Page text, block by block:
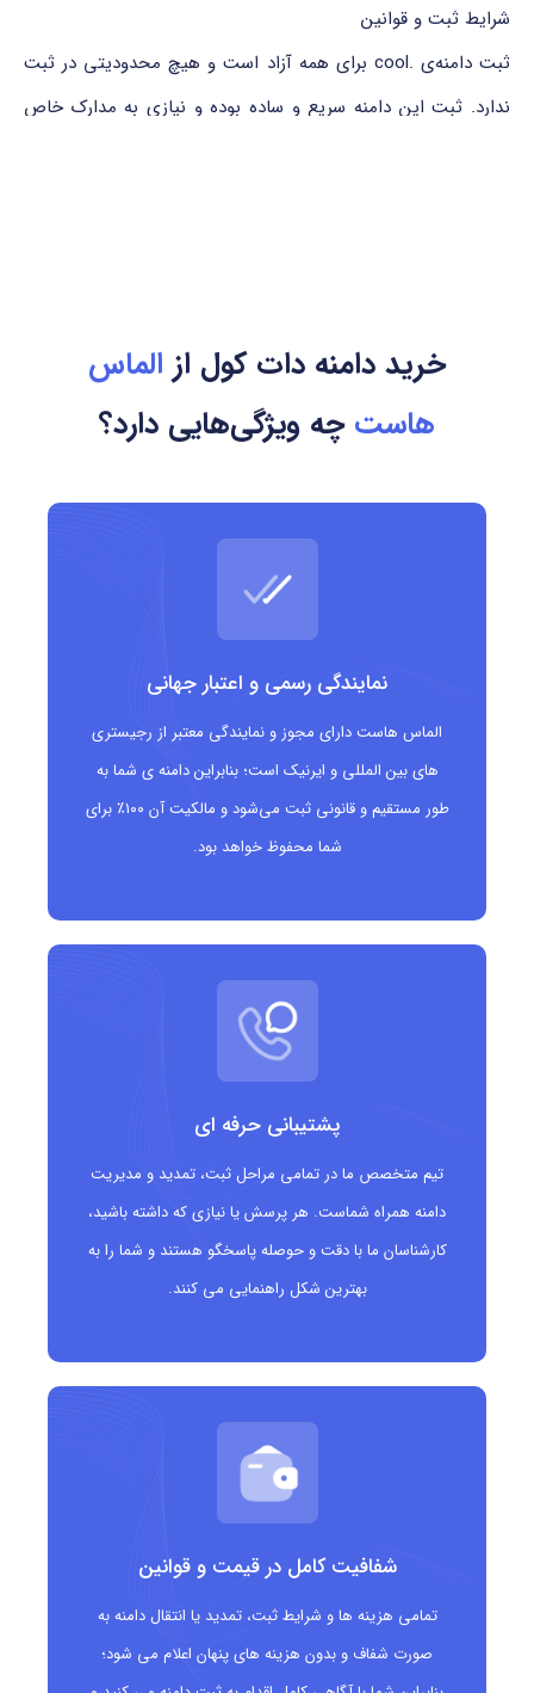
شرایط ثبت و قوانین
ثبت دامنه‌ی .cool برای همه آزاد است و هیچ محدودیتی در ثبت
ندارد. ثبت این دامنه سریع و ساده بوده و نیازی به مدارک خاص
بدون نیاز به مدارک خاص
ایجاد تصویری جوان‌پسند و خلاقانه
دامنه‌ای کوتاه، به یادماندنی و جذاب
کمک به جلب توجه مخاطبان خاص
بهینه‌سازی سئو برای کلیدواژه‌های مرتبط با سبک زندگی و نوآوری
استارتاپ‌ها و پروژه‌های خلاقانه
وب‌سایت‌های شخصی و نمونه کارها
بلاگرها و تولیدکنندگان محتوا
خرید دامنه دات کول از الماس
هاست چه ویژگی‌هایی دارد؟
نمایندگی رسمی و اعتبار جهانی
الماس هاست دارای مجوز و نمایندگی معتبر از رجیستری
های بین المللی و ایرنیک است؛ بنابراین دامنه ی شما به
طور مستقیم و قانونی ثبت می‌شود و مالکیت آن ۱۰۰٪ برای
شما محفوظ خواهد بود.
پشتیبانی حرفه ای
تیم متخصص ما در تمامی مراحل ثبت، تمدید و مدیریت
دامنه همراه شماست. هر پرسش یا نیازی که داشته باشید،
کارشناسان ما با دقت و حوصله پاسخگو هستند و شما را به
بهترین شکل راهنمایی می کنند.
شفافیت کامل در قیمت و قوانین
تمامی هزینه ها و شرایط ثبت، تمدید یا انتقال دامنه به
صورت شفاف و بدون هزینه های پنهان اعلام می شود؛